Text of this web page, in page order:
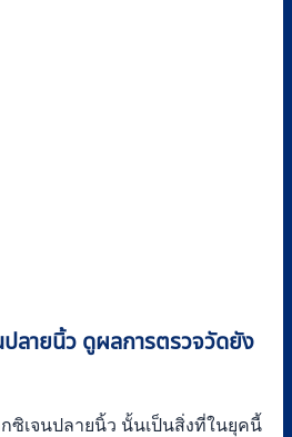
ปลายนิ้ว ดูผลการตรวจวัดยัง
ซิเจนปลายนิ้ว นั้นเป็นสิ่งที่ในยุคนี้